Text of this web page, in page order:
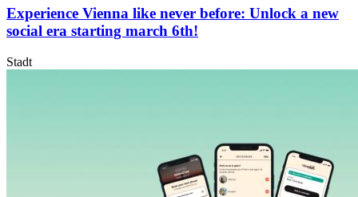
Experience Vienna like never before: Unlock a new
social era starting march 6th!
Stadt